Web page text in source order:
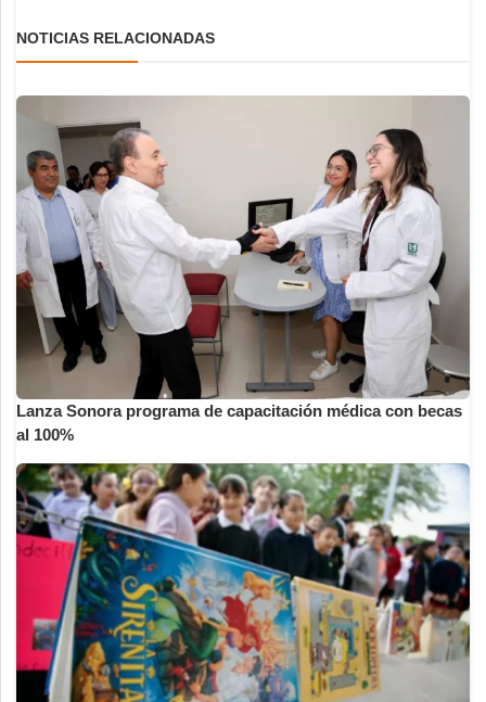
NOTICIAS RELACIONADAS
Lanza Sonora programa de capacitación médica con becas
al 100%